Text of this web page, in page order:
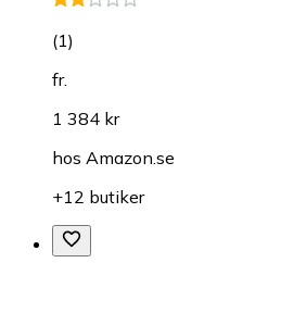
(1)
fr.
1 384 kr
hos Amazon.se
+12 butiker